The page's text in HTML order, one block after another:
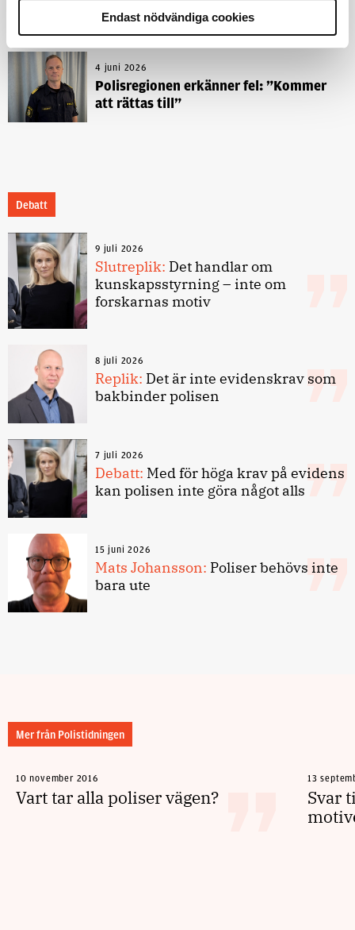
Endast nödvändiga cookies
– nu ska han lära sig grunderna
4 juni 2026
Polisregionen erkänner fel: ”Kommer
att rättas till”
Debatt
9 juli 2026
Slutreplik: Det handlar om
kunskapsstyrning – inte om
forskarnas motiv
8 juli 2026
Replik: Det är inte evidenskrav som
bakbinder polisen
7 juli 2026
Debatt: Med för höga krav på evidens
kan polisen inte göra något alls
15 juni 2026
Mats Johansson: Poliser behövs inte
bara ute
Mer från Polistidningen
10 november 2016
Vart tar alla poliser vägen?
13
Svar